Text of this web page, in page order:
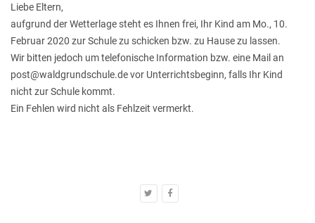
Liebe Eltern,
aufgrund der Wetterlage steht es Ihnen frei, Ihr Kind am Mo., 10.
Februar 2020 zur Schule zu schicken bzw. zu Hause zu lassen.
Wir bitten jedoch um telefonische Information bzw. eine Mail an
post@waldgrundschule.de vor Unterrichtsbeginn, falls Ihr Kind
nicht zur Schule kommt.
Ein Fehlen wird nicht als Fehlzeit vermerkt.